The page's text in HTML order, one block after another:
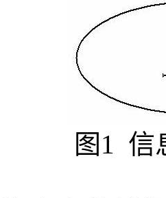
图 1 信